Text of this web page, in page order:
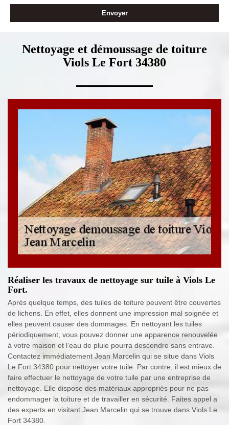
Nettoyage et démoussage de toiture
Viols Le Fort 34380
Réaliser les travaux de nettoyage sur tuile à Viols Le
Fort.
Après quelque temps, des tuiles de toiture peuvent être couvertes
de lichens. En effet, elles donnent une impression mal soignée et
elles peuvent causer des dommages. En nettoyant les tuiles
périodiquement, vous pouvez donner une apparence renouvelée
à votre maison et l’eau de pluie pourra descendre sans entrave.
Contactez immédiatement Jean Marcelin qui se situe dans Viols
Le Fort 34380 pour nettoyer votre tuile. Par contre, il est mieux de
faire effectuer le nettoyage de votre tuile par une entreprise de
nettoyage. Elle dispose des matériaux appropriés pour ne pas
endommager la toiture et de travailler en sécurité. Faites appel a
des experts en visitant Jean Marcelin qui se trouve dans Viols Le
Fort 34380.